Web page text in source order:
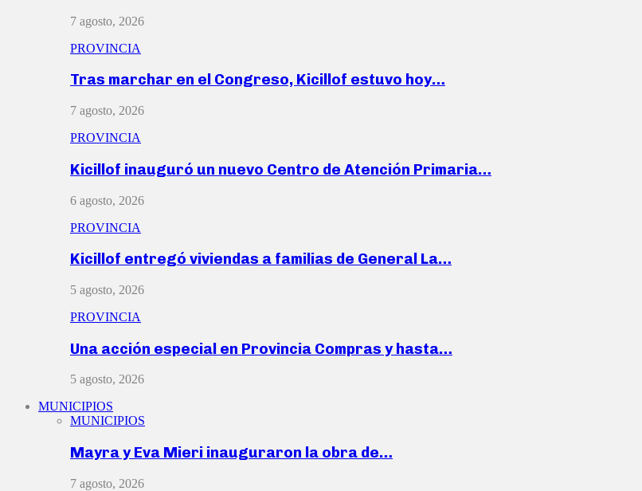
7 agosto, 2026
PROVINCIA
Tras marchar en el Congreso, Kicillof estuvo hoy…
7 agosto, 2026
PROVINCIA
Kicillof inauguró un nuevo Centro de Atención Primaria…
6 agosto, 2026
PROVINCIA
Kicillof entregó viviendas a familias de General La…
5 agosto, 2026
PROVINCIA
Una acción especial en Provincia Compras y hasta…
5 agosto, 2026
MUNICIPIOS
MUNICIPIOS
Mayra y Eva Mieri inauguraron la obra de…
7 agosto, 2026